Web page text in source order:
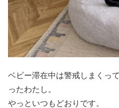
ベビー滞在中は警戒しまくっ
ったわたし。
やっといつもどおりです。